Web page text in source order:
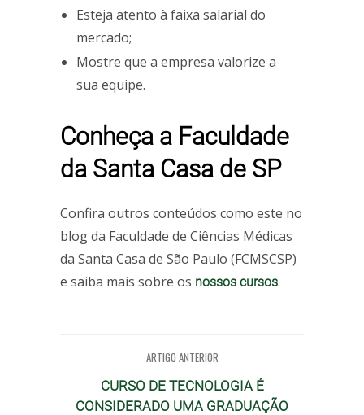
Esteja atento à faixa salarial do
mercado;
Mostre que a empresa valorize a
sua equipe.
Conheça a Faculdade
da Santa Casa de SP
Confira outros conteúdos como este no
blog da Faculdade de Ciências Médicas
da Santa Casa de São Paulo (FCMSCSP)
e saiba mais sobre os nossos cursos.
ARTIGO ANTERIOR
CURSO DE TECNOLOGIA É
CONSIDERADO UMA GRADUAÇÃO